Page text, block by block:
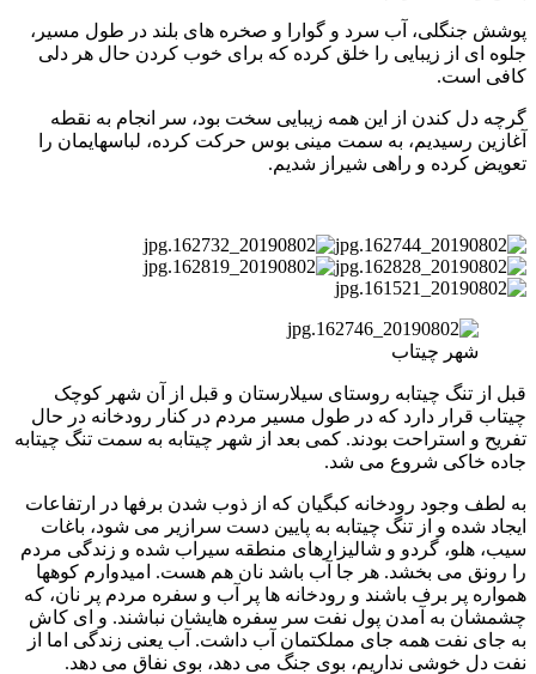
پوشش جنگلی، آب سرد و گوارا و صخره های بلند در طول مسیر،
جلوه ای از زیبایی را خلق کرده که برای خوب کردن حال هر دلی
کافی است.
گرچه دل کندن از این همه زیبایی سخت بود، سر انجام به نقطه
آغازین رسیدیم، به سمت مینی بوس حرکت کرده، لباسهایمان را
تعویض کرده و راهی شیراز شدیم.
شهر چیتاب
قبل از تنگ چیتابه روستای سیلارستان و قبل از آن شهر کوچک
چیتاب قرار دارد که در طول مسیر مردم در کنار رودخانه در حال
تفریح و استراحت بودند. کمی بعد از شهر چیتابه به سمت تنگ چیتابه
جاده خاکی شروع می شد.
به لطف وجود رودخانه کبگیان که از ذوب شدن برفها در ارتفاعات
ایجاد شده و از تنگ چیتابه به پایین دست سرازیر می شود، باغات
سیب، هلو، گردو و شالیزارهای منطقه سیراب شده و زندگی مردم
را رونق می بخشد. هر جا آب باشد نان هم هست. امیدوارم کوهها
همواره پر برف باشند و رودخانه ها پر آب و سفره مردم پر نان، که
چشمشان به آمدن پول نفت سر سفره هایشان نباشند. و ای کاش
به جای نفت همه جای مملکتمان آب داشت. آب یعنی زندگی اما از
نفت دل خوشی نداریم، بوی جنگ می دهد، بوی نفاق می دهد.